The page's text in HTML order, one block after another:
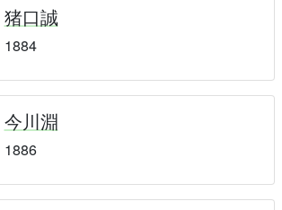
猪口誠
1884
今川淵
1886